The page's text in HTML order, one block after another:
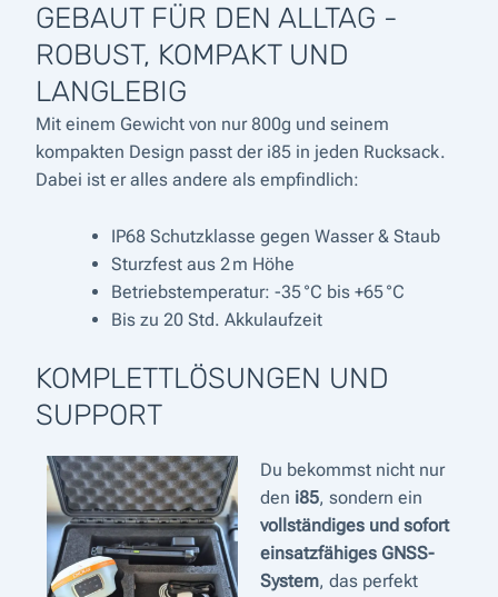
GEBAUT FÜR DEN ALLTAG -
ROBUST, KOMPAKT UND
LANGLEBIG
Mit einem Gewicht von nur 800g und seinem
kompakten Design passt der i85 in jeden Rucksack.
Dabei ist er alles andere als empfindlich:
IP68 Schutzklasse gegen Wasser & Staub
Sturzfest aus 2 m Höhe
Betriebstemperatur: -35 °C bis +65 °C
Bis zu 20 Std. Akkulaufzeit
KOMPLETTLÖSUNGEN UND
SUPPORT
Du bekommst nicht nur
den i85, sondern ein
vollständiges und sofort
einsatzfähiges GNSS-
System, das perfekt